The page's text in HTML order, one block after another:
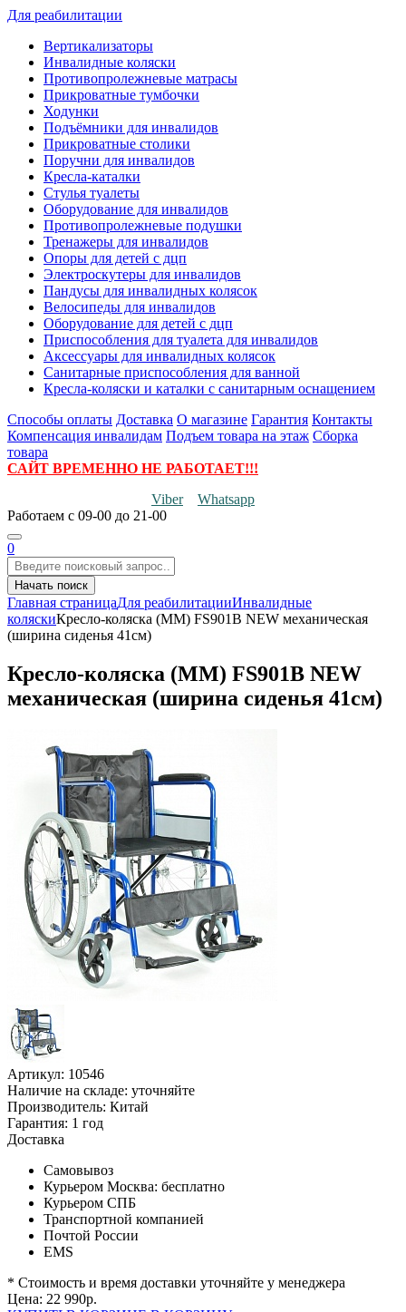
Для реабилитации
Вертикализаторы
Инвалидные коляски
Противопролежневые матрасы
Прикроватные тумбочки
Ходунки
Подъёмники для инвалидов
Прикроватные столики
Поручни для инвалидов
Кресла-каталки
Стулья туалеты
Оборудование для инвалидов
Противопролежневые подушки
Тренажеры для инвалидов
Опоры для детей с дцп
Электроскутеры для инвалидов
Пандусы для инвалидных колясок
Велосипеды для инвалидов
Оборудование для детей с дцп
Приспособления для туалета для инвалидов
Аксессуары для инвалидных колясок
Санитарные приспособления для ванной
Кресла-коляски и каталки с санитарным оснащением
Способы оплаты Доставка О магазине Гарантия Контакты
Компенсация инвалидам Подъем товара на этаж Сборка
товара
САЙТ ВРЕМЕННО НЕ РАБОТАЕТ!!!
Viber
Whatsapp
Работаем с 09-00 до 21-00
0
Начать поиск
Главная страницаДля реабилитацииИнвалидные
коляскиКресло-коляска (ММ) FS901B NEW механическая
(ширина сиденья 41см)
Кресло-коляска (ММ) FS901B NEW
механическая (ширина сиденья 41см)
Артикул: 10546
Наличие на складе: уточняйте
Производитель: Китай
Гарантия: 1 год
Доставка
Самовывоз
Курьером Москва: бесплатно
Курьером СПБ
Транспортной компанией
Почтой России
EMS
* Стоимость и время доставки уточняйте у менеджера
Цена: 22 990р.